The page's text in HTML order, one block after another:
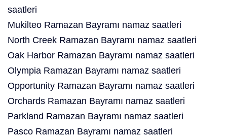
saatleri
Mukilteo Ramazan Bayramı namaz saatleri
North Creek Ramazan Bayramı namaz saatleri
Oak Harbor Ramazan Bayramı namaz saatleri
Olympia Ramazan Bayramı namaz saatleri
Opportunity Ramazan Bayramı namaz saatleri
Orchards Ramazan Bayramı namaz saatleri
Parkland Ramazan Bayramı namaz saatleri
Pasco Ramazan Bayramı namaz saatleri